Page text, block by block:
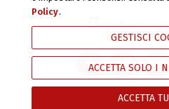
Dichiarazione
Policy.
GESTISCI
ACCETTA SOLO I
ACCETTA